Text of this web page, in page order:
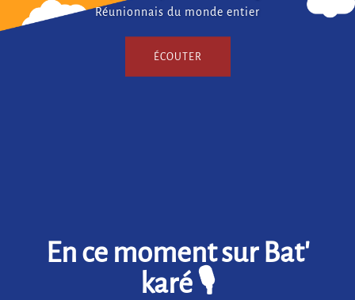
Réunionnais du monde entier
ÉCOUTER
En ce moment sur Bat'
karé 🎙